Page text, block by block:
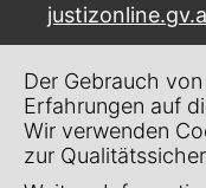
Museumstraße
1070 Wien
Kontakt
Der Gebrauch
Erfahrungen auf
Wir verwenden
zur